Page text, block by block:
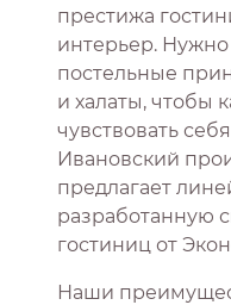
престижа
интерьер.
постельные
и халаты, чтобы
чувствовать
Ивановский
предлагает
разработанную
гостиниц от
Наши